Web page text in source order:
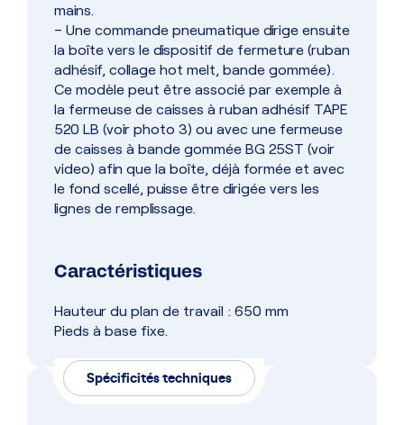
mains.
– Une commande pneumatique dirige ensuite
la boîte vers le dispositif de fermeture (ruban
adhésif, collage hot melt, bande gommée).
Ce modèle peut être associé par exemple à
la fermeuse de caisses à ruban adhésif TAPE
520 LB (voir photo 3) ou avec une fermeuse
de caisses à bande gommée BG 25ST (voir
video) afin que la boîte, déjà formée et avec
le fond scellé, puisse être dirigée vers les
lignes de remplissage.
Caractéristiques
Hauteur du plan de travail : 650 mm
Pieds à base fixe.
Spécificités techniques